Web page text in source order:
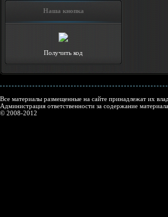
Наша кнопка
Получить код
Все материалы размещенные на сайте принадлежат их
Администрация ответственности за содержание
© 2008-2012